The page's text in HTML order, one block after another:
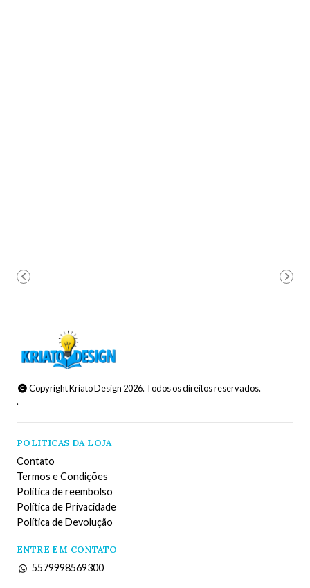
Copyright Kriato Design 2026. Todos os direitos reservados.
.
POLITICAS DA LOJA
Contato
Termos e Condições
Politica de reembolso
Política de Privacidade
Política de Devolução
ENTRE EM CONTATO
5579998569300